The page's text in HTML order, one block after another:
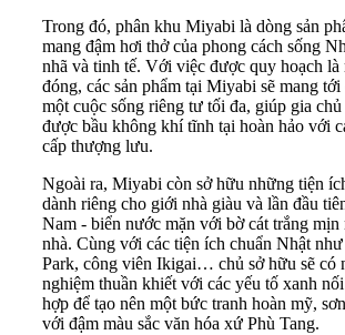
Trong đó, phân khu Miyabi là dòng sản
mang đậm hơi thở của phong cách sống
nhã và tinh tế. Với việc được quy hoạch là
đóng, các sản phẩm tại Miyabi sẽ mang tới
một cuộc sống riêng tư tối đa, giúp gia
được bầu không khí tĩnh tại hoàn hảo với
cấp thượng lưu.
Ngoài ra, Miyabi còn sở hữu những tiện
dành riêng cho giới nhà giàu và lần đầu
Nam - biển nước mặn với bờ cát trắng mịn
nhà. Cùng với các tiện ích chuẩn Nhật
Park, công viên Ikigai… chủ sở hữu sẽ có
nghiệm thuần khiết với các yếu tố xanh
hợp để tạo nên một bức tranh hoàn mỹ,
với đậm màu sắc văn hóa xứ Phù Tang.